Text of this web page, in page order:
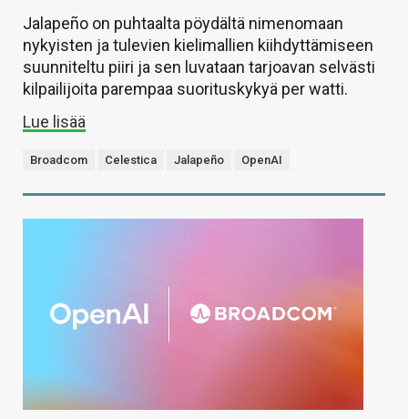
Jalapeño on puhtaalta pöydältä nimenomaan
nykyisten ja tulevien kielimallien kiihdyttämiseen
suunniteltu piiri ja sen luvataan tarjoavan selvästi
kilpailijoita parempaa suorituskykyä per watti.
Lue lisää
Broadcom Celestica Jalapeño OpenAI